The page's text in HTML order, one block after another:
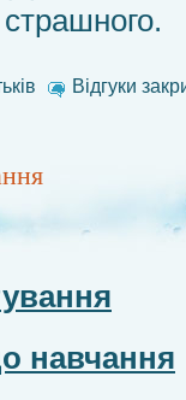
страшного.
Відгуки
навчання